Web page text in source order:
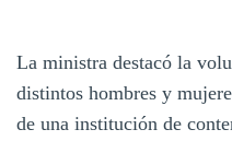
La ministra destacó la
distintos hombres y
de una institución de